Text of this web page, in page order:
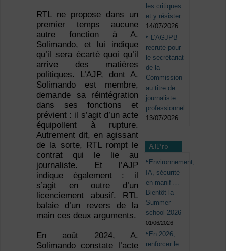
RTL ne propose dans un
premier temps aucune
autre fonction à A.
Solimando, et lui indique
qu’il sera écarté quoi qu’il
arrive des matières
politiques. L’AJP, dont A.
Solimando est membre,
demande sa réintégration
dans ses fonctions et
prévient : il s’agit d’un acte
équipollent à rupture.
Autrement dit, en agissant
de la sorte, RTL rompt le
contrat qui le lie au
journaliste. Et l’AJP
indique également : il
s’agit en outre d’un
licenciement abusif. RTL
balaie d’un revers de la
main ces deux arguments.
En août 2024, A.
Solimando constate l’acte
les critiques
et y résister
14/07/2026
L’AGJPB
recrute pour
le secrétariat
de la
Commission
au titre de
journaliste
professionnel
13/07/2026
AJPro
Environnement,
IA, sécurité
en manif’…
Bientôt la
Summer
school 2026
01/06/2026
En 2026,
renforcer le